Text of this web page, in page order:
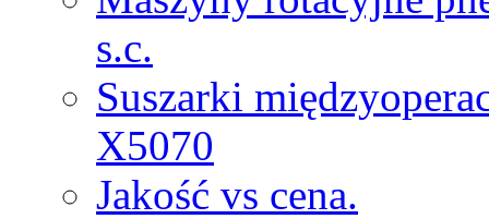
s.c.
Suszarki
X5070
Jakość vs cena.